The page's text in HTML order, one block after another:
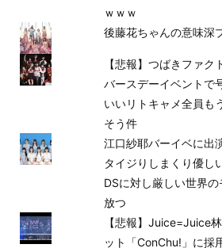
ｗｗｗ
後藤花ちゃんの意味深
【悲報】つばきファク
バースデーイベントで
いいリトキャメ全員も
そう件
江口紗耶バーイベに出
タイジりしまくり優し
DSに対し厳しい世界
放つ
【悲報】Juice=Juice
ット「ConChu!」に採